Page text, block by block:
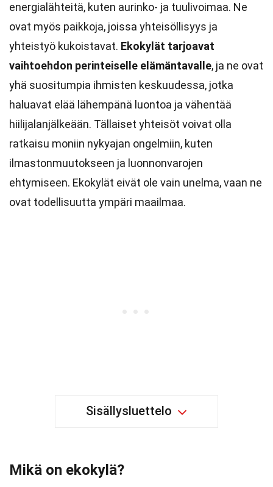
energialähteitä, kuten aurinko- ja tuulivoimaa. Ne
ovat myös paikkoja, joissa yhteisöllisyys ja
yhteistyö kukoistavat. Ekokylät tarjoavat
vaihtoehdon perinteiselle elämäntavalle, ja ne ovat
yhä suositumpia ihmisten keskuudessa, jotka
haluavat elää lähempänä luontoa ja vähentää
hiilijalanjälkeään. Tällaiset yhteisöt voivat olla
ratkaisu moniin nykyajan ongelmiin, kuten
ilmastonmuutokseen ja luonnonvarojen
ehtymiseen. Ekokylät eivät ole vain unelma, vaan ne
ovat todellisuutta ympäri maailmaa.
Sisällysluettelo
Mikä on ekokylä?